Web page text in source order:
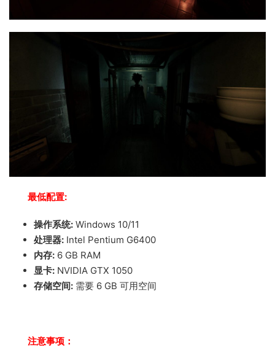
最低配置:
操作系统: Windows 10/11
处理器: Intel Pentium G6400
内存: 6 GB RAM
显卡: NVIDIA GTX 1050
存储空间: 需要 6 GB 可用空间
注意事项：